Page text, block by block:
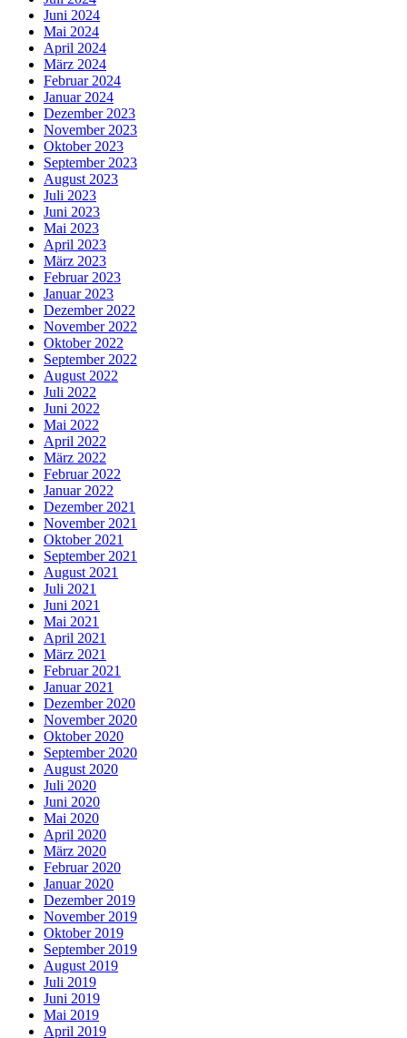
Juni 2024
Mai 2024
April 2024
März 2024
Februar 2024
Januar 2024
Dezember 2023
November 2023
Oktober 2023
September 2023
August 2023
Juli 2023
Juni 2023
Mai 2023
April 2023
März 2023
Februar 2023
Januar 2023
Dezember 2022
November 2022
Oktober 2022
September 2022
August 2022
Juli 2022
Juni 2022
Mai 2022
April 2022
März 2022
Februar 2022
Januar 2022
Dezember 2021
November 2021
Oktober 2021
September 2021
August 2021
Juli 2021
Juni 2021
Mai 2021
April 2021
März 2021
Februar 2021
Januar 2021
Dezember 2020
November 2020
Oktober 2020
September 2020
August 2020
Juli 2020
Juni 2020
Mai 2020
April 2020
März 2020
Februar 2020
Januar 2020
Dezember 2019
November 2019
Oktober 2019
September 2019
August 2019
Juli 2019
Juni 2019
Mai 2019
April 2019